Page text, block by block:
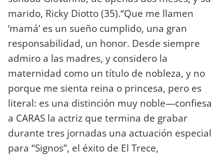
marido, Ricky Diotto (35).“Que me llamen
‘mamá’ es un sueño cumplido, una gran
responsabilidad, un honor. Desde siempre
admiro a las madres, y considero la
maternidad como un título de nobleza, y no
porque me sienta reina o princesa, pero es
literal: es una distinción muy noble—confiesa
a CARAS la actriz que termina de grabar
durante tres jornadas una actuación especial
para “Signos”, el éxito de El Trece,